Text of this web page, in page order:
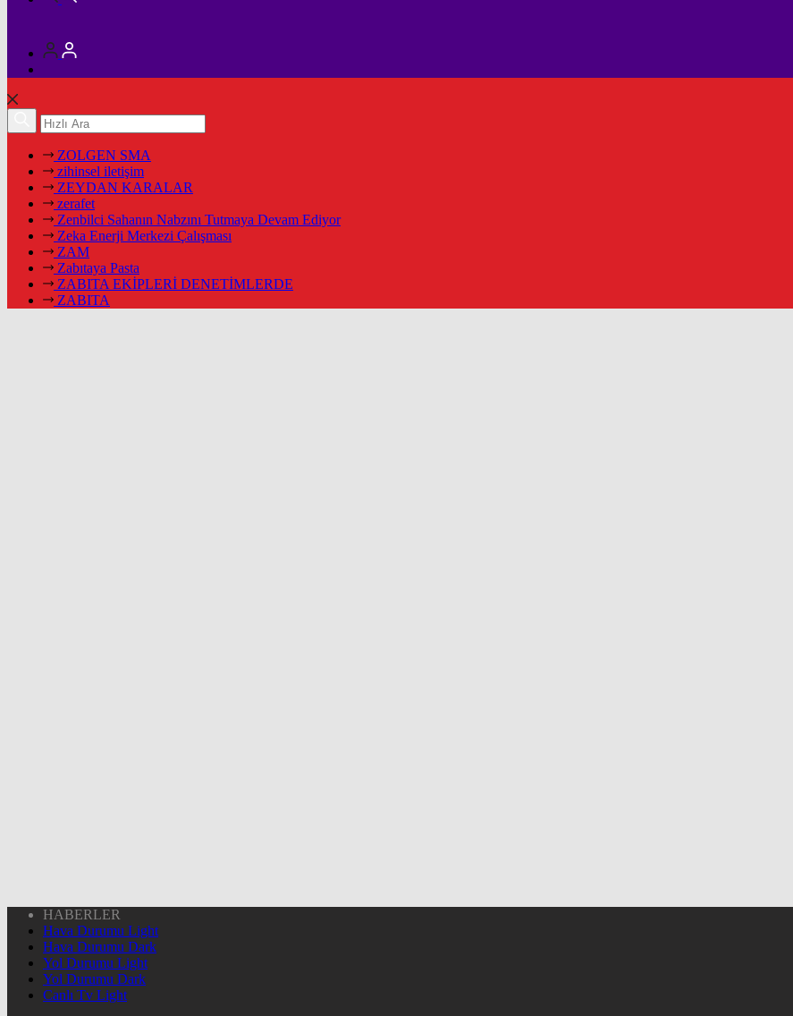
ZOLGEN SMA
zihinsel iletişim
ZEYDAN KARALAR
zerafet
Zenbilci Sahanın Nabzını Tutmaya Devam Ediyor
Zeka Enerji Merkezi Çalışması
ZAM
Zabıtaya Pasta
ZABITA EKİPLERİ DENETİMLERDE
ZABITA
HABERLER
Hava Durumu Light
Hava Durumu Dark
Yol Durumu Light
Yol Durumu Dark
Canlı Tv Light